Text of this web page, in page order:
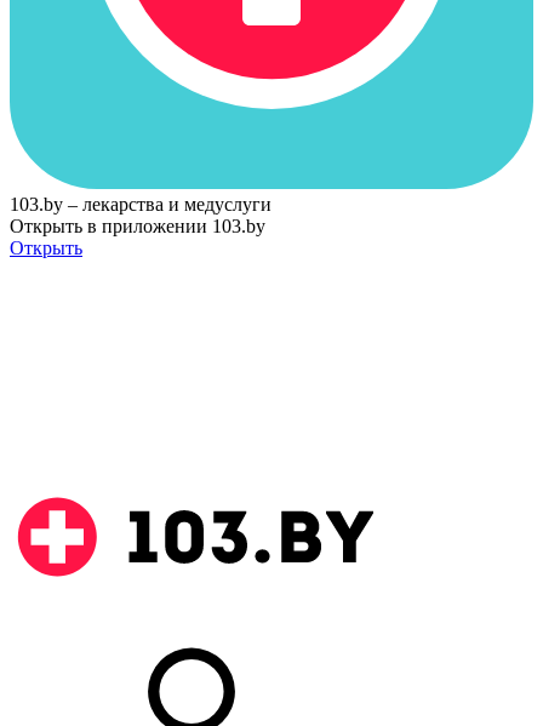
103.by – лекарства и медуслуги
Открыть в приложении 103.by
Открыть